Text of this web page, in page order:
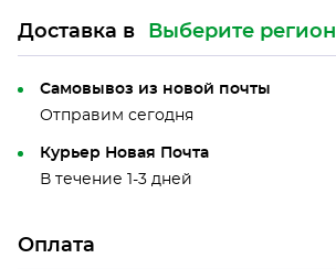
Доставка в Выберите регион
Самовывоз из новой почты
Отправим сегодня
Курьер Новая Почта
В течение 1-3 дней
Оплата